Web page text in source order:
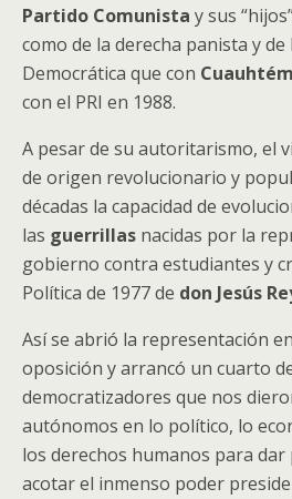
Partido Comunista y sus
como de la derecha panista y
Democrática que con
con el PRI en 1988.
A pesar de su autoritarismo, el
de origen revolucionario y
décadas la capacidad de
las guerrillas nacidas por la
gobierno contra estudiantes y
Política de 1977 de don Jesús
Así se abrió la representación
oposición y arrancó un cuarto
democratizadores que nos
autónomos en lo político, lo
los derechos humanos para dar
acotar el inmenso poder